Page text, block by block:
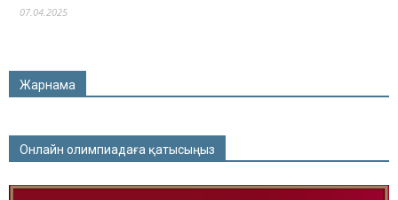
07.04.2025
Жарнама
Онлайн олимпиадаға қатысыңыз